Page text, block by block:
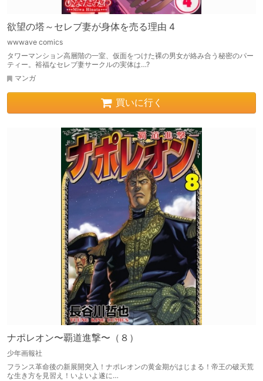
欲望の塔～セレブ妻が身体を売る理由 4
wwwave comics
タワーマンション高層階の一室、仮面をつけた裸の男女が絡み合う秘密のパー
ティー。裕福なセレブ妻サークルの実体は…?
マンガ
買いに行く
ナポレオン〜覇道進撃〜（８）
少年画報社
フランス革命後の新展開突入！ナポレオンの黄金期がはじまる！帝王の破天荒
な生き方を見習え！いよいよ遂に…